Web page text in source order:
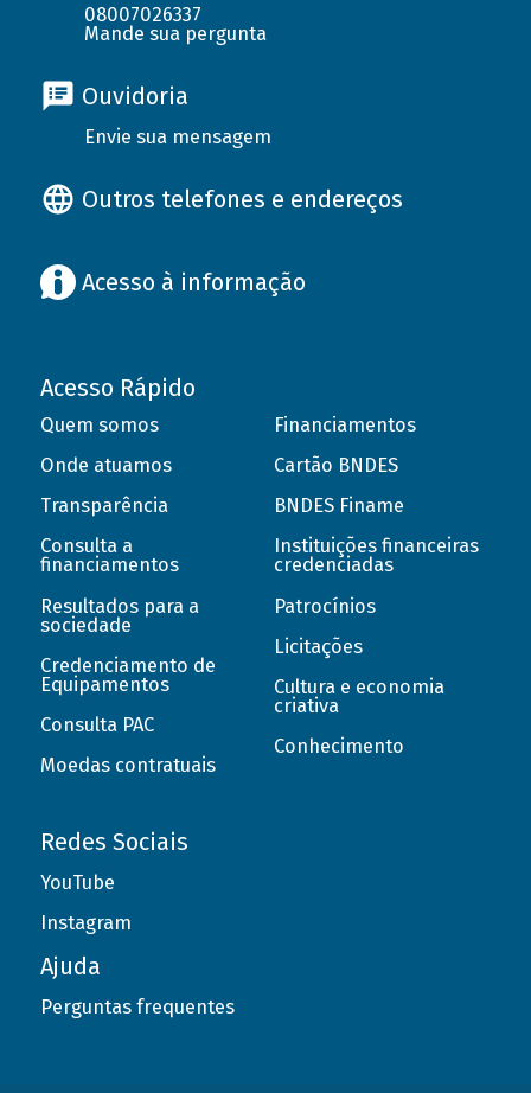
08007026337
Mande sua pergunta
Ouvidoria
Envie sua mensagem
Outros telefones e endereços
Acesso à informação
Acesso Rápido
Quem somos
Onde atuamos
Transparência
Consulta a
financiamentos
Resultados para a
sociedade
Credenciamento de
Equipamentos
Consulta PAC
Moedas contratuais
Financiamentos
Cartão BNDES
BNDES Finame
Instituições financeiras
credenciadas
Patrocínios
Licitações
Cultura e economia
criativa
Conhecimento
Redes Sociais
YouTube
Instagram
Ajuda
Perguntas frequentes